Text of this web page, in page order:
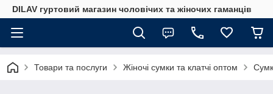
DILAV гуртовий магазин чоловічих та жіночих гаманців
Товари та послуги Жіночі сумки та клатчі оптом